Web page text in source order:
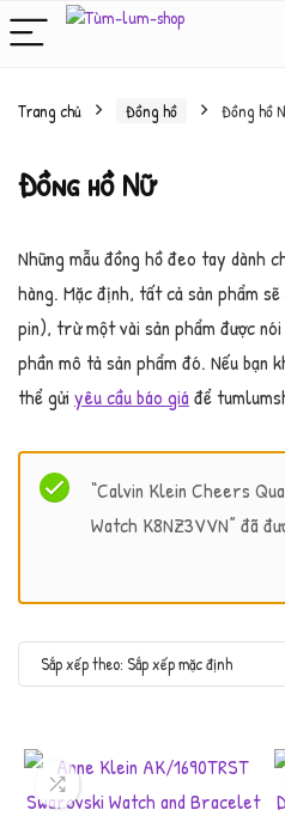
Trang chủ Đồng hồ Đồng hồ
Đồng hồ Nữ
Những mẫu đồng hồ đeo tay dành
hàng. Mặc định, tất cả sản phẩm
pin), trừ một vài sản phẩm được
phần mô tả sản phẩm đó. Nếu bạn
thể gửi yêu cầu báo giá để
“Calvin Klein Cheers
Watch K8NZ3VVN” đã
Sắp xếp mặc định